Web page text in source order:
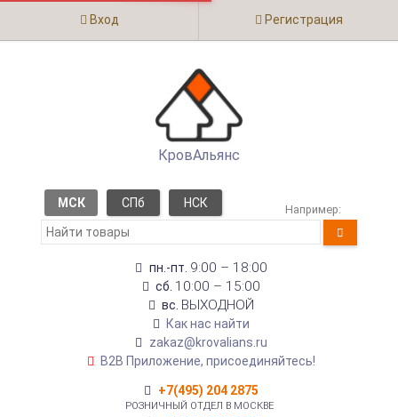
Вход Регистрация
КровАльянс
МСК СПб НСК Например:
пн.-пт. 9:00 – 18:00
сб. 10:00 – 15:00
вс. ВЫХОДНОЙ
Как нас найти
zakaz@krovalians.ru
B2B Приложение, присоединяйтесь!
+7(495) 204 2875
РОЗНИЧНЫЙ ОТДЕЛ В МОСКВЕ